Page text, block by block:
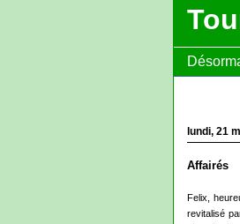
lundi, 21
Affairés
Felix,
revitalisé